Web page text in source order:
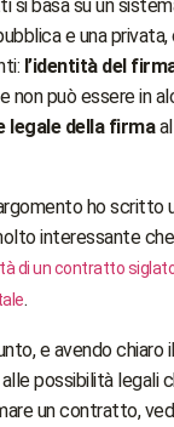
si basa su un
e una
l’identità del
non può essere in
legale della firmaal
ho scritto
interessante
di un contratto
.
e avendo chiaro
possibilità legali
un contratto,